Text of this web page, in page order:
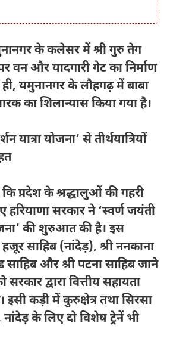
के कलेसर में श्री गुरु तेग
वन और यादगारी गेट का निर्माण
यमुनानगर के लौहगढ़ में बाबा
का शिलान्यास किया गया है।
यात्रा योजना’ से तीर्थयात्रियों
कि प्रदेश के श्रद्धालुओं की गहरी
सरकार ने ‘स्वर्ण जयंती
की शुरुआत की है। इस
साहिब (नांदेड़), श्री ननकाना
साहिब और श्री पटना साहिब जाने
सरकार द्वारा वित्तीय सहायता
इसी कड़ी में कुरुक्षेत्र तथा सिरसा
के लिए दो विशेष ट्रेनें भी